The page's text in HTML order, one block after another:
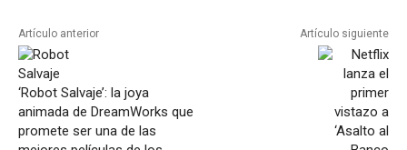
Artículo anterior
‘Robot Salvaje’: la joya
animada de DreamWorks que
promete ser una de las
Artículo siguiente